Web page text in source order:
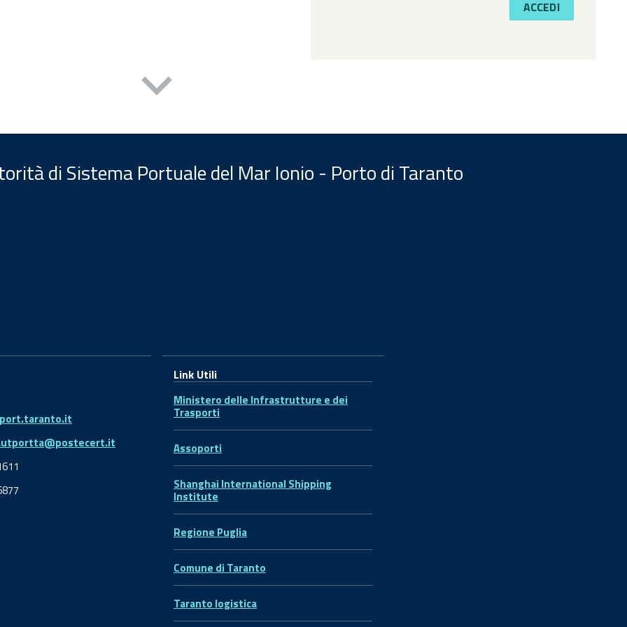
ACCEDI
di Sistema Portuale del Mar Ionio - Porto di Taranto
Link Utili
Ministero delle Infrastrutture e dei
Trasporti
Assoporti
Shanghai International Shipping
Institute
Regione Puglia
Comune di Taranto
Taranto logistica